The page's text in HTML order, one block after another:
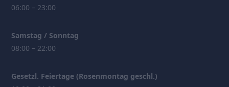
06:00 – 23:00
Samstag / Sonntag
08:00 – 22:00
Gesetzl. Feiertage (Rosenmontag geschl.)